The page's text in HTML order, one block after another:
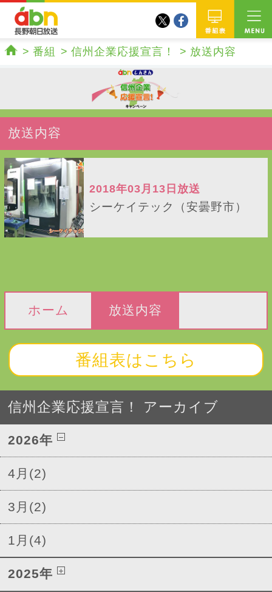
番組
twitterfacebook
番組 信州企業応援宣言！ 放送内容
放送内容
2018年03月13日放送
シーケイテック（安曇野市）
ホーム 放送内容
番組表はこちら
信州企業応援宣言！ アーカイブ
2026年
4月(2)
3月(2)
1月(4)
2025年